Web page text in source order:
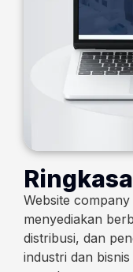
Website
menyediakan
distribusi, dan
industri dan